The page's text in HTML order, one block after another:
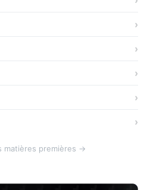
matières premières →